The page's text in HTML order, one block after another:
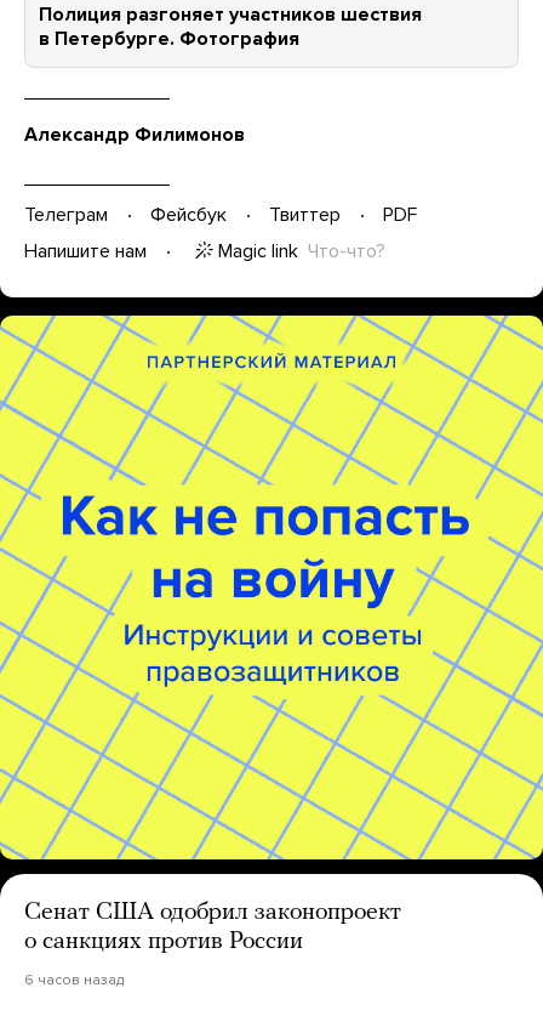
Полиция разгоняет участников шествия
в Петербурге. Фотография
Александр Филимонов
Телеграм Фейсбук Твиттер
PDF
Напишите нам
Magic link Что-что?
Сенат США одобрил законопроект
о санкциях против России
6 часов назад